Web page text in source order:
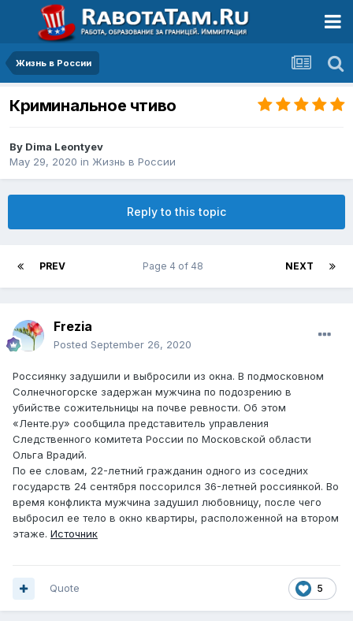
Жизнь в России
Криминальное чтиво
By Dima Leontyev
May 29, 2020 in Жизнь в России
Reply to this topic
PREV NEXT
Page 4 of 48
Frezia
Posted September 26, 2020
Россиянку задушили и выбросили из окна. В подмосковном
Солнечногорске задержан мужчина по подозрению в
убийстве сожительницы на почве ревности. Об этом
«Ленте.ру» сообщила представитель управления
Следственного комитета России по Московской области
Ольга Врадий.
По ее словам, 22-летний гражданин одного из соседних
государств 24 сентября поссорился 36-летней россиянкой. Во
время конфликта мужчина задушил любовницу, после чего
выбросил ее тело в окно квартиры, расположенной на втором
этаже. Источник
5
Quote